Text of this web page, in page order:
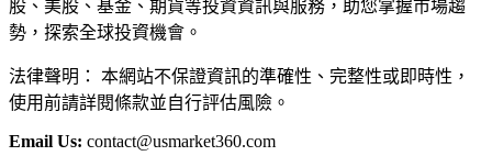
股、美股、基金、期貨等投資資訊與服務，助您掌握市場趨
勢，探索全球投資機會。
法律聲明： 本網站不保證資訊的準確性、完整性或即時性，
使用前請詳閱條款並自行評估風險。
Email Us: contact@usmarket360.com